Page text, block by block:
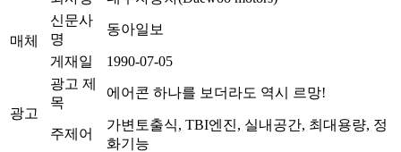
매체
신문사
명
동아일보
게재일 1990-07-05
광고
광고 제
목
에어콘 하나를 보더라도 역시 르망!
주제어
가변토출식, TBI엔진, 실내공간, 최대용량, 정
화기능